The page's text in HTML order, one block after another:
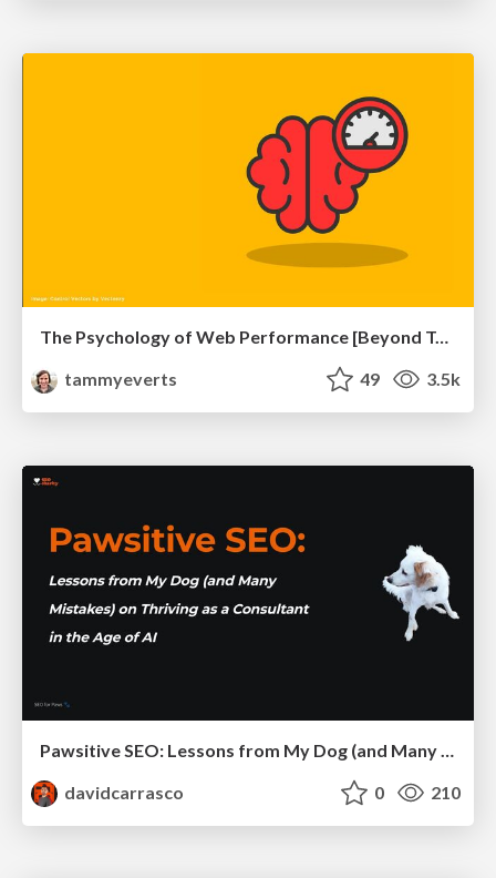
The Psychology of Web Performance [Beyond Tellerrand 2023]
tammyeverts
49 3.5k
davidcarrasco
0 210